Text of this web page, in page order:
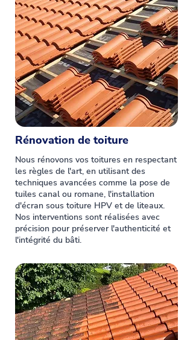
Rénovation de toiture
Nous rénovons vos toitures en respectant
les règles de l'art, en utilisant des
techniques avancées comme la pose de
tuiles canal ou romane, l'installation
d'écran sous toiture HPV et de liteaux.
Nos interventions sont réalisées avec
précision pour préserver l'authenticité et
l'intégrité du bâti.